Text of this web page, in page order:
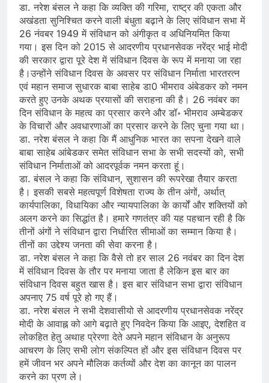
डा. नरेश बंसल ने कहा कि व्यक्ति की गरिमा, राष्ट्र की एकता और
अखंडता सुनिश्चित करने वाली बंधुता बढ़ाने के लिए संविधान सभा में
26 नंवबर 1949 में संविधान को अंगीकृत व अधिनियमित किया
गया। इस दिन को 2015 से आदरणीय प्रधानसेवक नरेंद्र भाई मोदी
की सरकार द्वारा पूरे देश में संविधान दिवस के रूप में मनाया जा रहा
है।उन्होंने संविधान दिवस के अवसर पर संविधान निर्माता भारतरत्न
एवं महान समाज सुधारक बाबा साहेब डा0 भीमराव अंबेडकर को नमन
करते हुए उनके अथक प्रयासों की सराहना की है। 26 नवंबर का
दिन संविधान के महत्व का प्रसार करने और डॉ॰ भीमराव अम्बेडकर
के विचारों और अवधारणाओं का प्रसार करने के लिए चुना गया था।
डा. नरेश बंसल ने कहा कि मैं आधुनिक भारत का सपना देखने वाले
बाबा साहेब आंबेडकर समेत संविधान सभा के सभी सदस्यों को, सभी
संविधान निर्माताओं को आदरपूर्वक नमन करता हूं।
डा. बंसल ने कहा कि संविधान, सुशासन की रूपरेखा तैयार करता
है। इसकी सबसे महत्वपूर्ण विशेषता राज्य के तीन अंगों, अर्थात्
कार्यपालिका, विधायिका और न्यायपालिका के कार्यों और शक्तियों को
अलग करने का सिद्धांत है। हमारे गणतंत्र की यह पहचान रही है कि
तीनों अंगों ने संविधान द्वारा निर्धारित सीमाओं का सम्मान किया है।
तीनों का उद्देश्य जनता की सेवा करना है।
डा. नरेश बंसल ने कहा कि वैसे तो हर साल 26 नवंबर का दिन देश
में संविधान दिवस के तौर पर मनाया जाता है लेकिन इस बार का
संविधान दिवस बहुत खास है। इस बार संविधान सभा द्वारा संविधान
अपनाए 75 वर्ष पूरे हो गए हैं।
डा. नरेश बंसल ने सभी देशवासीयो से आदरणीय प्रधानसेवक नरेंद्र
मोदी के आवाह्न को आगे बढ़ाते हुए निवदेन किया कि आइए, देशहित व
लोकहित हेतु अथाह प्रेरणा देते अपने महान संविधान के अनुरूप
आचरण के लिए सभी लोग संकल्पित हों और इस संविधान दिवस पर
हमें जीवन भर अपने मौलिक कर्तव्यों और देश का कानून का पालन
करने का प्रण ले।